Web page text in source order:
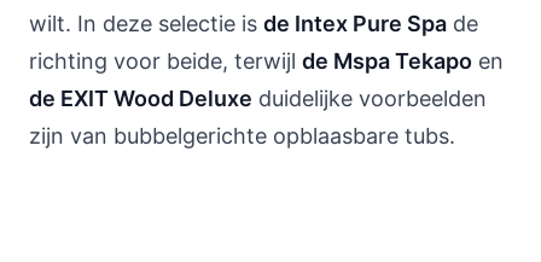
wilt. In deze selectie is de Intex Pure Spa de
richting voor beide, terwijl de Mspa Tekapo en
de EXIT Wood Deluxe duidelijke voorbeelden
zijn van bubbelgerichte opblaasbare tubs.